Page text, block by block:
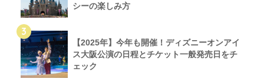
シーの楽しみ方
3
【2025年】今年も開催！ディズニーオンアイ
ス大阪公演の日程とチケット一般発売日をチ
ェック